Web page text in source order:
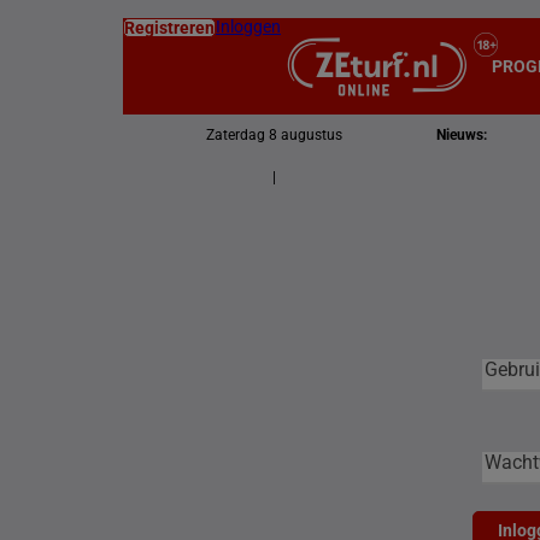
RegistrerenInloggen
Zaterdag 8 augustus Nieuws: